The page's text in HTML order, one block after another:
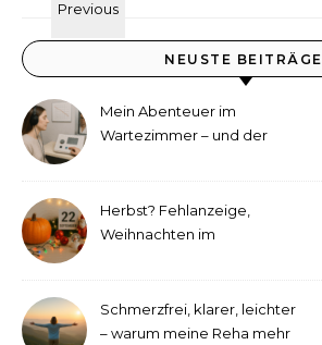
NEUSTE BEITRÄGE
Mein Abenteuer im
Wartezimmer – und der
Herbst? Fehlanzeige,
Weihnachten im
Schmerzfrei, klarer, leichter
– warum meine Reha mehr